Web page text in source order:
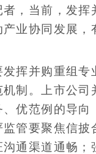
者，当前，发
业协同发展，
挥并购重组专
制。上市公司
优范例的导向
管要聚焦信披
通渠道通畅；